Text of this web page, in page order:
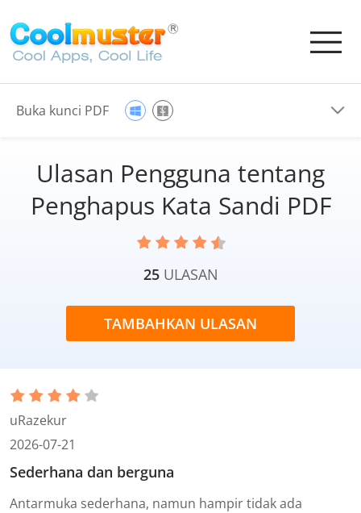
Buka kunci PDF
Ulasan Pengguna tentang
Penghapus Kata Sandi PDF
25ULASAN
TAMBAHKAN ULASAN
uRazekur
2026-07-21
Sederhana dan berguna
Antarmuka sederhana, namun hampir tidak ada